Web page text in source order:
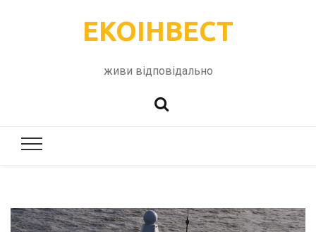
ЕКОІНВЕСТ
живи відповідально